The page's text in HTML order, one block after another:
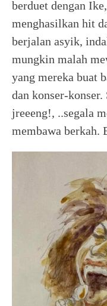
berduet dengan
menghasilkan hit
berjalan asyik,
mungkin malah
yang mereka buat
dan konser-
jreeeng!, ..segala
membawa berkah.